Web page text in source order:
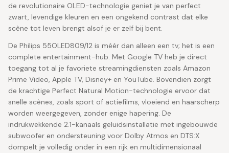
de revolutionaire OLED-technologie geniet je van perfect
zwart, levendige kleuren en een ongekend contrast dat elke
scène tot leven brengt alsof je er zelf bij bent.
De Philips 55OLED809/12 is méér dan alleen een tv; het is een
complete entertainment-hub. Met Google TV heb je direct
toegang tot al je favoriete streamingdiensten zoals Amazon
Prime Video, Apple TV, Disney+ en YouTube. Bovendien zorgt
de krachtige Perfect Natural Motion-technologie ervoor dat
snelle scènes, zoals sport of actiefilms, vloeiend en haarscherp
worden weergegeven, zonder enige hapering. De
indrukwekkende 2.1-kanaals geluidsinstallatie met ingebouwde
subwoofer en ondersteuning voor Dolby Atmos en DTS:X
dompelt je volledig onder in een rijk en multidimensionaal